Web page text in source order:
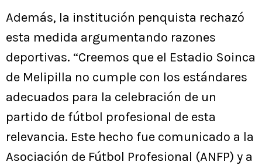
Además, la institución penquista rechazó
esta medida argumentando razones
deportivas. “Creemos que el Estadio Soinca
de Melipilla no cumple con los estándares
adecuados para la celebración de un
partido de fútbol profesional de esta
relevancia. Este hecho fue comunicado a la
Asociación de Fútbol Profesional (ANFP) y a